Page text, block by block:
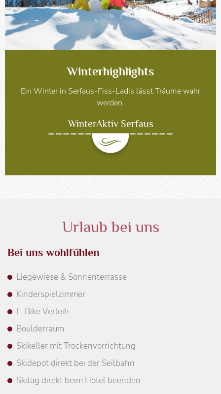
Winterhighlights
Ein Winter in Serfaus-Fiss-Ladis lässt Träume wahr
werden.
WinterAktiv Serfaus
Urlaub bei uns
Bei uns wohlfühlen
Liegewiese & Sonnenterrasse
Kinderspielzimmer
E-Bike Verleih
Boulderraum
Skikeller mit Trockenvorrichtung
Skidepot direkt bei der Seilbahn
Skitag direkt beim Hotel beenden